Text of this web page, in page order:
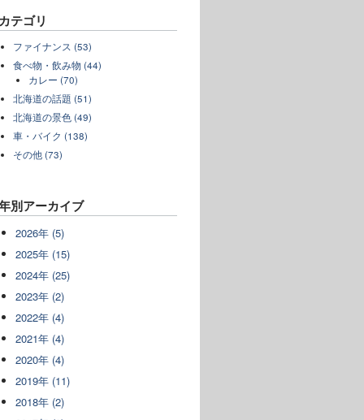
テゴリ
ファイナンス (53)
食べ物・飲み物 (44)
カレー (70)
北海道の話題 (51)
北海道の景色 (49)
車・バイク (138)
その他 (73)
別アーカイブ
2026年 (5)
2025年 (15)
2024年 (25)
2023年 (2)
2022年 (4)
2021年 (4)
2020年 (4)
2019年 (11)
2018年 (2)